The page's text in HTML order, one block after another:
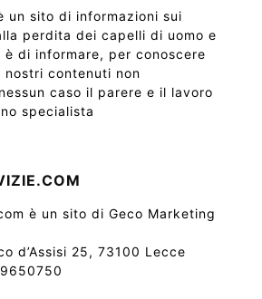
un sito di informazioni sui
perdita dei capelli di uomo e
è di informare, per conoscere
nostri contenuti non
caso il parere e il lavoro
specialista
è un sito di Geco Marketing
d’Assisi 25, 73100 Lecce